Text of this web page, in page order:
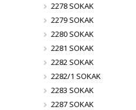
2278 SOKAK
2279 SOKAK
2280 SOKAK
2281 SOKAK
2282 SOKAK
2282/1 SOKAK
2283 SOKAK
2287 SOKAK